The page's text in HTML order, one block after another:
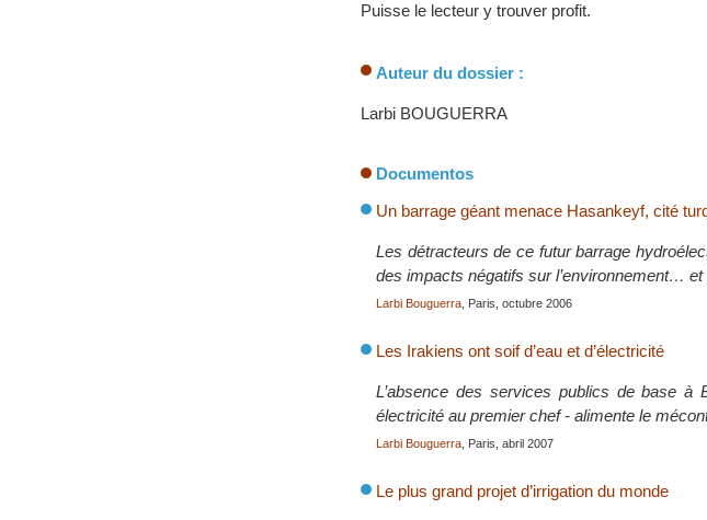
Puisse le lecteur y trouver profit.
Auteur du dossier :
Larbi BOUGUERRA
Documentos
Un barrage géant menace Hasankeyf, cité
Les détracteurs de ce futur barrage
des impacts négatifs sur l’environnement… et
Larbi Bouguerra , Paris, octubre 2006
Les Irakiens ont soif d’eau et d’électricité
L’absence des services publics de base
électricité au premier chef - alimente le
Larbi Bouguerra , Paris, abril 2007
Le plus grand projet d’irrigation du monde